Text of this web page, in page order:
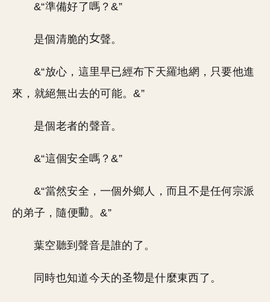
&“準備好了嗎？&”
是個清脆的 聲。
&“放心，這里早已經布下天羅地網，只要他進
來，就絕無出去的可能。&”
是個老者的聲音。
&“這個安全嗎？&”
&“當然安全，一個外鄉人，而且不是任何宗派
的弟子，隨便
。&”
葉空聽到聲音是誰的了。
同時也知道今天的圣 是什麼東西了。